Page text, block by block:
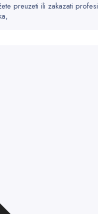
preuzeti ili zakazati